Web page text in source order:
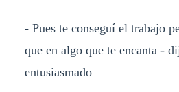
- Pues te conseguí el trabajo
que en algo que te encanta -
entusiasmado